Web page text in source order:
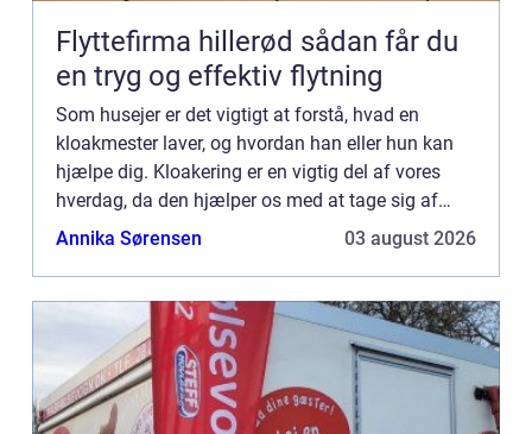
Flyttefirma hillerød sådan får du
en tryg og effektiv flytning
Som husejer er det vigtigt at forstå, hvad en
kloakmester laver, og hvordan han eller hun kan
hjælpe dig. Kloakering er en vigtig del af vores
hverdag, da den hjælper os med at tage sig af
spildevand fra husholdninger og virksomheder. Et
Annika Sørensen 03 august 2026